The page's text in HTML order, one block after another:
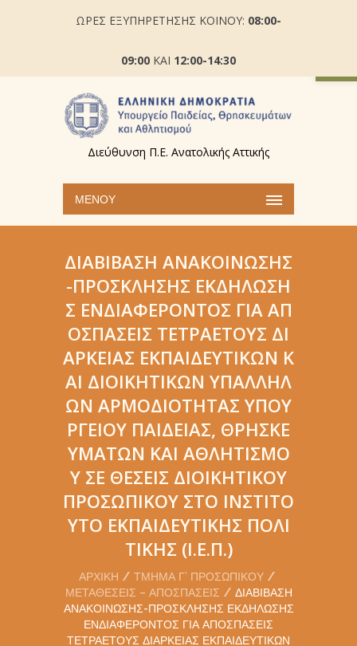
ΩΡΕΣ ΕΞΥΠΗΡΕΤΗΣΗΣ ΚΟΙΝΟΥ: 08:00-
09:00 ΚΑΙ 12:00-14:30
Διεύθυνση Π.Ε. Ανατολικής Αττικής
ΜΕΝΟΎ
ΔΙΑΒΊΒΑΣΗ ΑΝΑΚΟΊΝΩΣΗΣ
-ΠΡΌΣΚΛΗΣΗΣ ΕΚΔΉΛΩΣΗ
Σ ΕΝΔΙΑΦΈΡΟΝΤΟΣ ΓΙΑ ΑΠ
ΟΣΠΆΣΕΙΣ ΤΕΤΡΑΕΤΟΎΣ ΔΙ
ΆΡΚΕΙΑΣ ΕΚΠΑΙΔΕΥΤΙΚΏΝ Κ
ΑΙ ΔΙΟΙΚΗΤΙΚΏΝ ΥΠΑΛΛΉΛ
ΩΝ ΑΡΜΟΔΙΌΤΗΤΑΣ ΥΠΟΥ
ΡΓΕΊΟΥ ΠΑΙΔΕΊΑΣ, ΘΡΗΣΚΕ
ΥΜΆΤΩΝ ΚΑΙ ΑΘΛΗΤΙΣΜΟ
Ύ ΣΕ ΘΈΣΕΙΣ ΔΙΟΙΚΗΤΙΚΟΎ
ΠΡΟΣΩΠΙΚΟΎ ΣΤΟ ΙΝΣΤΙΤΟ
ΎΤΟ ΕΚΠΑΙΔΕΥΤΙΚΉΣ ΠΟΛΙ
ΤΙΚΉΣ (Ι.Ε.Π.)
ΑΡΧΙΚΉ
ΤΜΉΜΑ Γ’ ΠΡΟΣΩΠΙΚΟΎ
ΜΕΤΑΘΈΣΕΙΣ – ΑΠΟΣΠΆΣΕΙΣ
ΔΙΑΒΊΒΑΣΗ
ΑΝΑΚΟΊΝΩΣΗΣ-ΠΡΌΣΚΛΗΣΗΣ ΕΚΔΉΛΩΣΗΣ
ΕΝΔΙΑΦΈΡΟΝΤΟΣ ΓΙΑ ΑΠΟΣΠΆΣΕΙΣ
ΤΕΤΡΑΕΤΟΎΣ ΔΙΆΡΚΕΙΑΣ ΕΚΠΑΙΔΕΥΤΙΚΏΝ